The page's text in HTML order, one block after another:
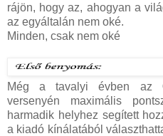
rájön, hogy az, ahogyan a
az egyáltalán nem oké.
Minden, csak nem oké
Még a tavalyi évben az
versenyén maximális
harmadik helyhez segített
a kiadó kínálatából